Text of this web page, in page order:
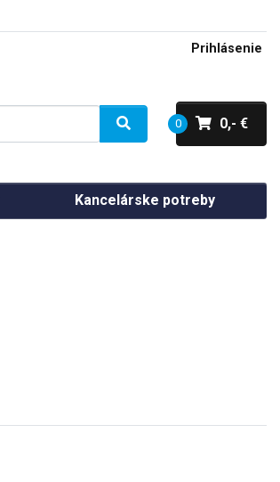
Prihlásenie
0 0,- €
Kancelárske potreby